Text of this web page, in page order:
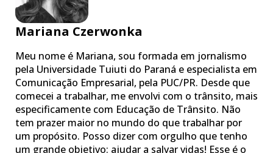
Mariana Czerwonka
Meu nome é Mariana, sou formada em jornalismo
pela Universidade Tuiuti do Paraná e especialista em
Comunicação Empresarial, pela PUC/PR. Desde que
comecei a trabalhar, me envolvi com o trânsito, mais
especificamente com Educação de Trânsito. Não
tem prazer maior no mundo do que trabalhar por
um propósito. Posso dizer com orgulho que tenho
um grande objetivo: ajudar a salvar vidas! Esse é o